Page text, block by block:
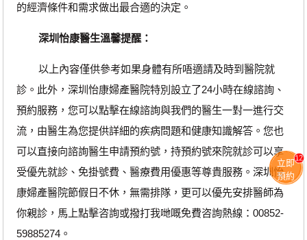
的經濟條件和需求做出最合適的決定。
深圳怡康醫生溫馨提醒：
以上內容僅供參考如果身體有所唔適請及時到醫院就
診。此外，深圳怡康婦產醫院特別設立了24小時在線諮詢、
預約服務，您可以點擊在線諮詢與我們的醫生一對一進行交
流，由醫生為您提供詳細的疾病問題和健康知識解答。您也
可以直接向諮詢醫生申請預約號，持預約號來院就診可以享
受優先就診、免掛號費、醫療費用優惠等尊貴服務。深圳怡
康婦產醫院節假日不休，無需排隊，更可以優先安排醫師為
你親診，馬上點擊咨詢或撥打我哋嘅免費咨詢熱線：00852-
59885274。
立即
預約
12